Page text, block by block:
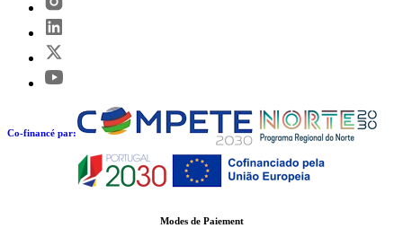
Co-financé par:
Modes de Paiement